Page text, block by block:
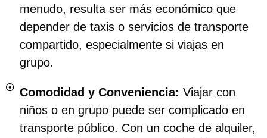
menudo, resulta ser más económico que
depender de taxis o servicios de transporte
compartido, especialmente si viajas en
grupo.
Comodidad y Conveniencia: Viajar con
niños o en grupo puede ser complicado en
transporte público. Con un coche de alquiler,